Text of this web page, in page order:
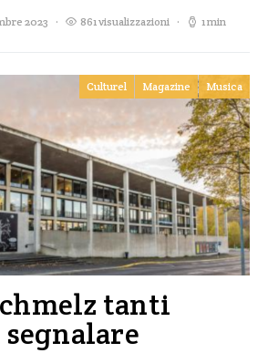
2023 861 visualizzazioni 1 min
Culturel Magazine Musica
tanti